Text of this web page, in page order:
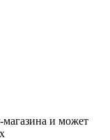
магазина и может